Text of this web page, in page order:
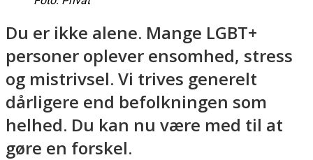
Du er ikke alene. Mange LGBT+
personer oplever ensomhed, stress
og mistrivsel. Vi trives generelt
dårligere end befolkningen som
helhed. Du kan nu være med til at
gøre en forskel.